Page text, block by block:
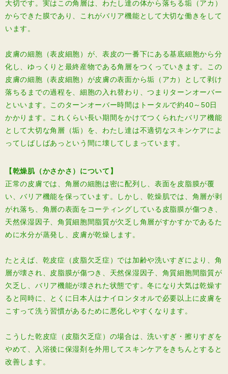
大切です。実はこの角層は、わたし達の体から落ちる垢（アカ）
からできた膜であり、これがバリア機能として大切な働きをして
います。
皮膚の細胞（表皮細胞）が、表皮の一番下にある基底細胞から分
化し、ゆっくりと最終産物である角層をつくっていきます。この
皮膚の細胞（表皮細胞）が皮膚の表面から垢（アカ）として剥け
落ちるまでの過程を、細胞の入れ替わり、つまりターンオーバー
といいます。このターンオーバー時間はトータルで約40～50日
かかります。これくらい長い期間をかけてつくられたバリア機能
として大切な角層（垢）を、わたし達は不適切なスキンケアによ
ってしばしばあっという間に壊してしまっています。
【乾燥肌（かさかさ）について】
正常の皮膚では、角層の細胞は密に配列し、表面を皮脂膜が覆
い、バリア機能を保っています。しかし、乾燥肌では、角層が剥
がれ落ち、角層の表面をコーティングしている皮脂膜が傷つき、
天然保湿因子、角質細胞間脂質が欠乏し角層がすかすかであるた
めに水分が蒸発し、皮膚が乾燥します。
たとえば、乾皮症（皮脂欠乏症）では加齢や洗いすぎにより、角
層が壊され、皮脂膜が傷つき、天然保湿因子、角質細胞間脂質が
欠乏し、バリア機能が壊された状態です。冬になり大気は乾燥す
ると同時に、とくに日本人はナイロンタオルで必要以上に皮膚を
こすって洗う習慣があるために悪化しやすくなります。
こうした乾皮症（皮脂欠乏症）の場合は、洗いすぎ・擦りすぎを
やめて、入浴後に保湿剤を外用してスキンケアをきちんとすると
改善します。